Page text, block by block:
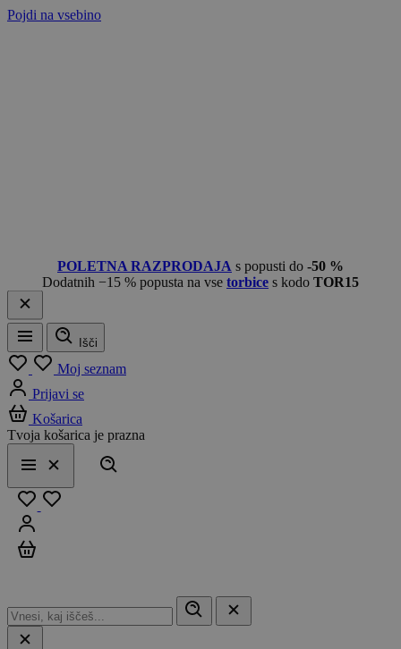
Pojdi na vsebino
POLETNA RAZPRODAJA s popusti do -50 %
Dodatnih −15 % popusta na vse torbice s kodo TOR15
Meni
Išči
Moj seznam
Prijavi se
Košarica
Tvoja košarica je prazna
Meni
Zapri